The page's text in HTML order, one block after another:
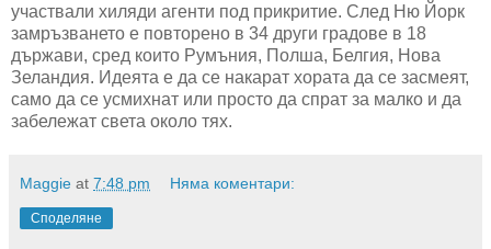
участвали хиляди агенти под прикритие. След Ню Йорк
замръзването е повторено в 34 други градове в 18
държави, сред които Румъния, Полша, Белгия, Нова
Зеландия. Идеята е да се накарат хората да се засмеят,
само да се усмихнат или просто да спрат за малко и да
забележат света около тях.
Maggie at 7:48 pm Няма коментари:
Споделяне